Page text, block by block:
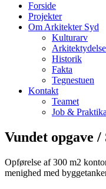
Forside
Projekter
Om Arkitekter Syd
Kulturarv
Historik
Fakta
Tegnestuen
Kontakt
Teamet
Job &
Vundet opgave
Opførelse af 300 m2
menighed med